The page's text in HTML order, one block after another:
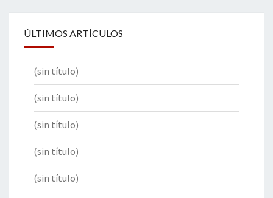
ÚLTIMOS ARTÍCULOS
(sin título)
(sin título)
(sin título)
(sin título)
(sin título)